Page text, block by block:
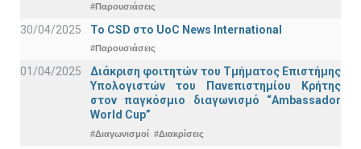
#Παρουσιάσεις
30/04/2025 To CSD στο UoC News International
#Παρουσιάσεις
01/04/2025
Διάκριση φοιτητών του Τμήματος Επιστήμης
Υπολογιστών του Πανεπιστημίου Κρήτης
στον παγκόσμιο διαγωνισμό “Ambassador
World Cup”
#Διαγωνισμοί #Διακρίσεις